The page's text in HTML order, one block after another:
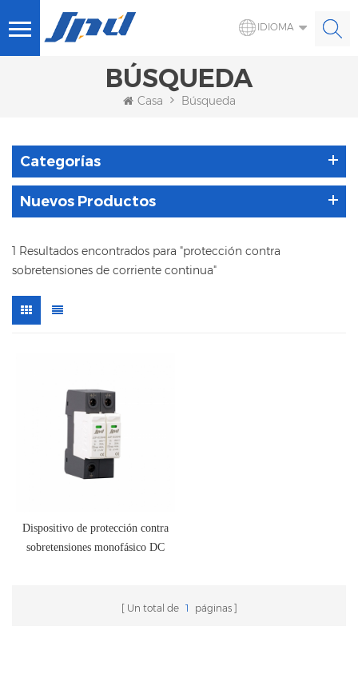
IDIOMA
BÚSQUEDA
Casa Búsqueda
Categorías
Nuevos Productos
1 Resultados encontrados para "protección contra
sobretensiones de corriente continua"
Dispositivo de protección contra
sobretensiones monofásico DC
Un total de 1 páginas